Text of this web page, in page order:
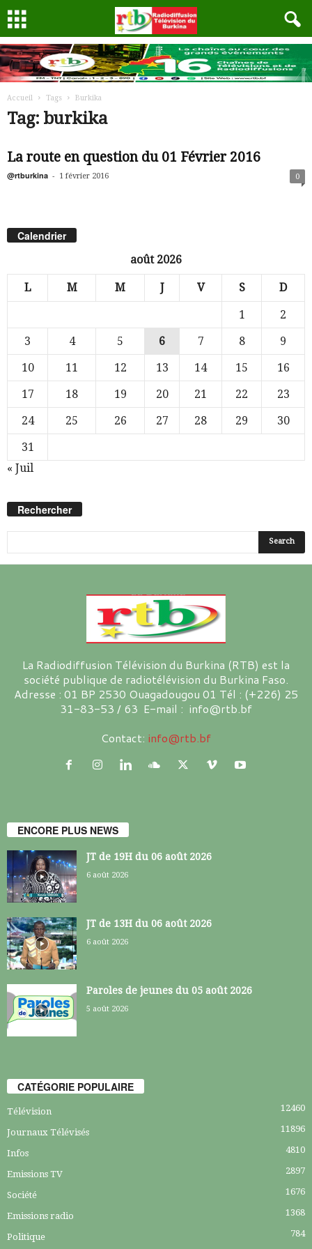
Accueil Tags Burkika
Tag: burkika
La route en question du 01 Février 2016
@rtburkina - 1 février 2016 0
Calendrier
août 2026
L M M J V S D
1
2
3
4 5 6 7 8
9
10
11 12 13 14 15
16
17
18 19 20 21 22
23
24
25 26 27 28 29
30
31
« Juil
Rechercher
La Radiodiffusion Télévision du Burkina (RTB) est la
société publique de radiotélévision du Burkina Faso.
Adresse : 01 BP 2530 Ouagadougou 01 Tél : (+226) 25
31-83-53 / 63 E-mail : info@rtb.bf
Contact: info@rtb.bf
ENCORE PLUS NEWS
JT de 19H du 06 août 2026
6 août 2026
JT de 13H du 06 août 2026
6 août 2026
Paroles de jeunes du 05 août 2026
5 août 2026
CATÉGORIE POPULAIRE
Télévision 12460
Journaux Télévisés 11896
Infos 4810
Emissions TV 2897
Société 1676
Emissions radio 1368
Politique 784